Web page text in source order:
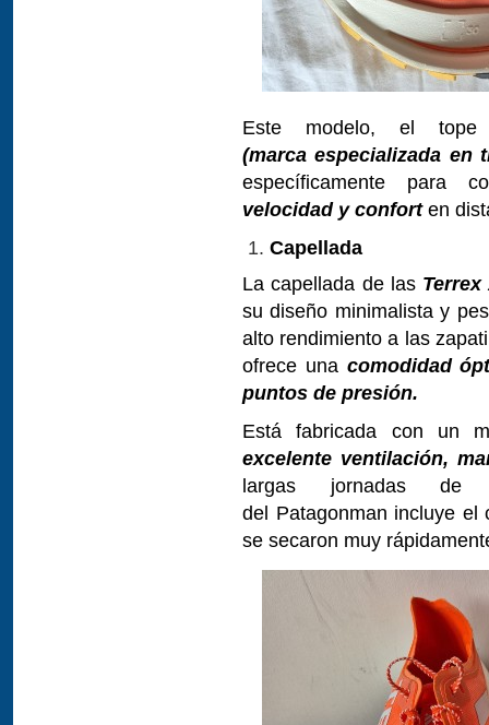
Este modelo, el
(marca especializada en
específicamente para
velocidad y conforten
Capellada
La capellada de las
su diseño minimalista y
alto rendimiento a las
ofrece una comodidad
puntos de presión.
Está fabricada con un
excelente ventilación,
largas jornadas
del Patagonman incluye
se secaron muy